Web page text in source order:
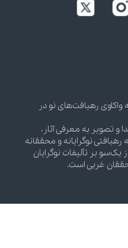
رهیافت‌های نو در
و تصویر به معرفی آثار،
نوگرایانه و محققانه
یک‌سو بر تألیفات نوگرایان
غربی است.